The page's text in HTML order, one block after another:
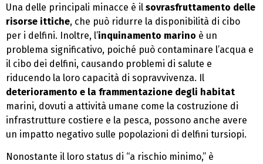
Una delle principali minacce è il sovrasfruttamento delle
risorse ittiche, che può ridurre la disponibilità di cibo
per i delfini. Inoltre, l’inquinamento marino è un
problema significativo, poiché può contaminare l’acqua e
il cibo dei delfini, causando problemi di salute e
riducendo la loro capacità di sopravvivenza. Il
deterioramento e la frammentazione degli habitat
marini, dovuti a attività umane come la costruzione di
infrastrutture costiere e la pesca, possono anche avere
un impatto negativo sulle popolazioni di delfini tursiopi.
Nonostante il loro status di “a rischio minimo,” è